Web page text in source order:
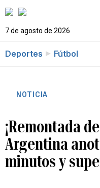
7 de agosto de 2026
Deportes Fútbol
NOTICIA
¡Remontada
Argentina
minutos y